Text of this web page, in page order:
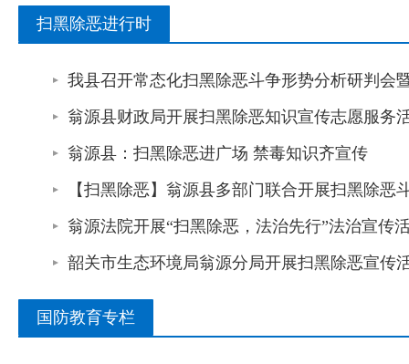
扫黑除恶进行时
我县召开常态化扫黑除恶斗争形势分析研判会
翁源县财政局开展扫黑除恶知识宣传志愿服务
翁源县：扫黑除恶进广场 禁毒知识齐宣传
【扫黑除恶】翁源县多部门联合开展扫黑除恶
翁源法院开展“扫黑除恶，法治先行”法治宣传
韶关市生态环境局翁源分局开展扫黑除恶宣传
国防教育专栏